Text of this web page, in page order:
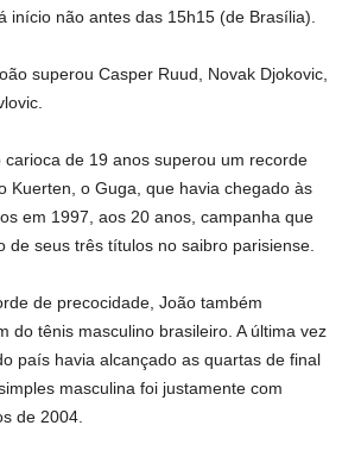
início não antes das 15h15 (de Brasília).
superou Casper Ruud, Novak Djokovic,
de 19 anos superou um recorde
Kuerten, o Guga, que havia chegado às
em 1997, aos 20 anos, campanha que
de seus três títulos no saibro parisiense.
de precocidade, João também
do tênis masculino brasileiro. A última vez
país havia alcançado as quartas de final
masculina foi justamente com
de 2004.